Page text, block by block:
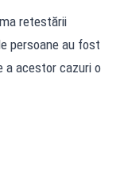
retestării
persoane au fost
a acestor cazuri o